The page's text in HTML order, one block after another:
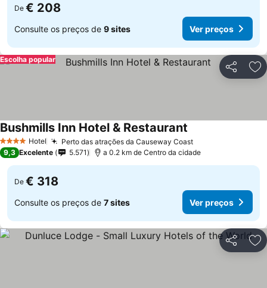
De € 208
Consulte os preços de 9 sites Ver preços
Partilhar
Escolha popular
4 EstrelasHotel Perto das atrações da Causeway CoastVer preços
Bushmills Inn Hotel & Restaurant
9,3 Excelente 5.571 a 0.2 km de Centro da cidade
De € 318
Consulte os preços de 7 sites Ver preços
Partilhar